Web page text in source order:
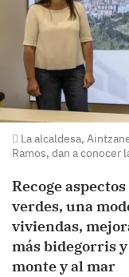
La alcaldesa,
Ramos, dan a conocer
Recoge
verdes, una
viviendas,
más bidegorris
monte y al mar